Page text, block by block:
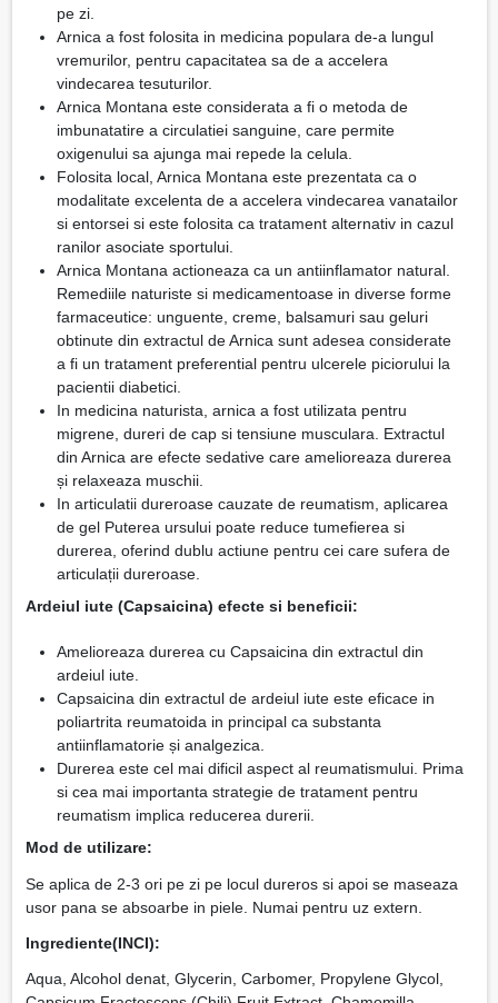
pe zi.
Arnica a fost folosita in medicina populara de-a lungul
vremurilor, pentru capacitatea sa de a accelera
vindecarea tesuturilor.
Arnica Montana este considerata a fi o metoda de
imbunatatire a circulatiei sanguine, care permite
oxigenului sa ajunga mai repede la celula.
Folosita local, Arnica Montana este prezentata ca o
modalitate excelenta de a accelera vindecarea vanatailor
si entorsei si este folosita ca tratament alternativ in cazul
ranilor asociate sportului.
Arnica Montana actioneaza ca un antiinflamator natural.
Remediile naturiste si medicamentoase in diverse forme
farmaceutice: unguente, creme, balsamuri sau geluri
obtinute din extractul de Arnica sunt adesea considerate
a fi un tratament preferential pentru ulcerele piciorului la
pacientii diabetici.
In medicina naturista, arnica a fost utilizata pentru
migrene, dureri de cap si tensiune musculara. Extractul
din Arnica are efecte sedative care amelioreaza durerea
și relaxeaza muschii.
In articulatii dureroase cauzate de reumatism, aplicarea
de gel Puterea ursului poate reduce tumefierea si
durerea, oferind dublu actiune pentru cei care sufera de
articulații dureroase.
Ardeiul iute (Capsaicina) efecte si beneficii:
Amelioreaza durerea cu Capsaicina din extractul din
ardeiul iute.
Capsaicina din extractul de ardeiul iute este eficace in
poliartrita reumatoida in principal ca substanta
antiinflamatorie și analgezica.
Durerea este cel mai dificil aspect al reumatismului. Prima
si cea mai importanta strategie de tratament pentru
reumatism implica reducerea durerii.
Mod de utilizare:
Se aplica de 2-3 ori pe zi pe locul dureros si apoi se maseaza
usor pana se absoarbe in piele. Numai pentru uz extern.
Ingrediente(INCI):
Aqua, Alcohol denat, Glycerin, Carbomer, Propylene Glycol,